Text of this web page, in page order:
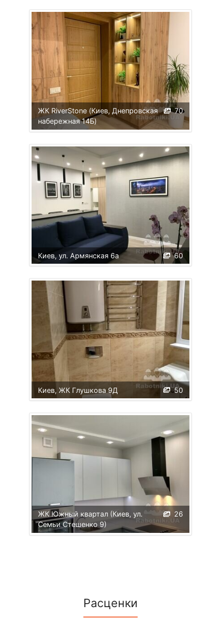
70
ЖК RiverStone (Киев, Днепровская
набережная 14Б)
60
Киев, ул. Армянская 6а
50
Киев, ЖК Глушкова 9Д
26
ЖК Южный квартал (Киев, ул.
Семьи Стешенко 9)
Расценки